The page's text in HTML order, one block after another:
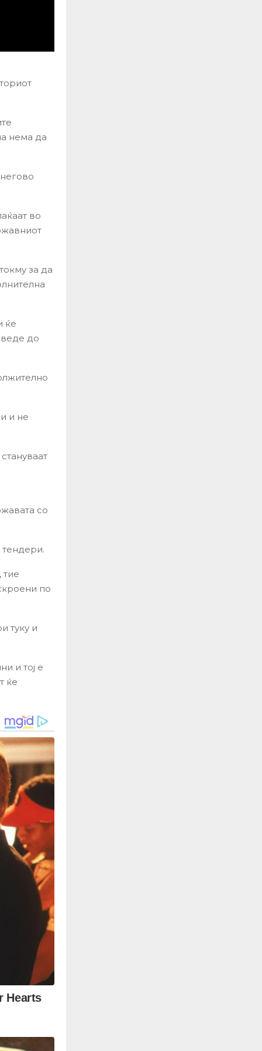
нема да
во
за да
ќе
до
и не
со
тендери.
тие
по
туку и
и тој е
ќе